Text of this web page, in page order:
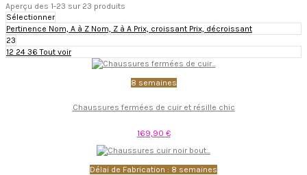
Aperçu des 1-23 sur 23 produits
Sélectionner
Pertinence Nom, A à Z Nom, Z à A Prix, croissant Prix, décroissant
23
12 24 36Tout voir
8 semaines
Chaussures fermées de cuir et résille chic
169,90 €
Délai de Fabrication : 8 semaines